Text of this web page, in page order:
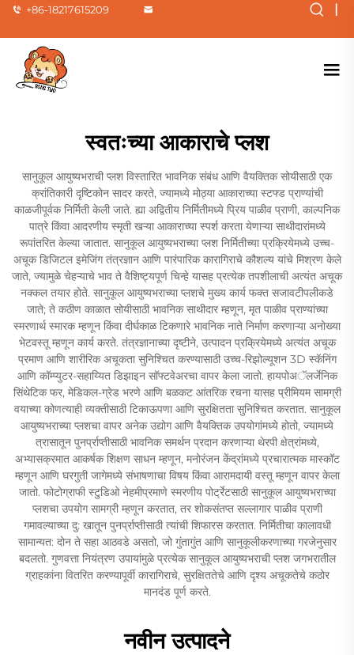
+86-18217615209 |
स्वतःच्या आकाराचे प्लश
सानुकूल आयुष्यभराची प्लश विस्तारित भावनिक संबंध आणि वैयक्तिक सोयीसाठी एक
क्रांतिकारी दृष्टिकोन सादर करते, ज्यामध्ये मोठ्या आकाराच्या स्टफ्ड प्राण्यांची
काळजीपूर्वक निर्मिती केली जाते. ह्या अद्वितीय निर्मितीमध्ये प्रिय पाळीव प्राणी, काल्पनिक
पात्रे किंवा आदरणीय स्मृती खऱ्या आकाराच्या स्पर्श करता येणाऱ्या साथीदारांमध्ये
रूपांतरित केल्या जातात. सानुकूल आयुष्यभराच्या प्लश निर्मितीच्या प्रक्रियेमध्ये उच्च-
अचूक डिजिटल इमेजिंग तंत्रज्ञान आणि पारंपारिक कारागिराचे कौशल्य यांचे मिश्रण केले
जाते, ज्यामुळे चेहऱ्याचे भाव ते वैशिष्ट्यपूर्ण चिन्हे यासह प्रत्येक तपशीलाची अत्यंत अचूक
नक्कल तयार होते. सानुकूल आयुष्यभराच्या प्लशचे मुख्य कार्य फक्त सजावटीपलीकडे
जाते; ते कठीण काळात सोयीसाठी भावनिक साथीदार म्हणून, मृत पाळीव प्राण्यांच्या
स्मरणार्थ स्मारक म्हणून किंवा दीर्घकाळ टिकणारे भावनिक नाते निर्माण करणाऱ्या अनोख्या
भेटवस्तू म्हणून कार्य करते. तंत्रज्ञानाच्या दृष्टीने, उत्पादन प्रक्रियेमध्ये अत्यंत अचूक
प्रमाण आणि शारीरिक अचूकता सुनिश्चित करण्यासाठी उच्च-रिझोल्यूशन 3D स्कॅनिंग
आणि कॉम्प्युटर-सहाय्यित डिझाइन सॉफ्टवेअरचा वापर केला जातो. हायपोअॅलर्जेनिक
सिंथेटिक फर, मेडिकल-ग्रेड भरणे आणि बळकट आंतरिक रचना यासह प्रीमियम सामग्री
वयाच्या कोणत्याही व्यक्तीसाठी टिकाऊपणा आणि सुरक्षितता सुनिश्चित करतात. सानुकूल
आयुष्यभराच्या प्लशचा वापर अनेक उद्योग आणि वैयक्तिक उपयोगांमध्ये होतो, ज्यामध्ये
त्रासातून पुनर्प्राप्तीसाठी भावनिक समर्थन प्रदान करणाऱ्या थेरपी क्षेत्रांमध्ये,
अभ्यासक्रमात आकर्षक शिक्षण साधन म्हणून, मनोरंजन केंद्रांमध्ये प्रचारात्मक मास्कॉट
म्हणून आणि घरगुती जागेमध्ये संभाषणाचा विषय किंवा आरामदायी वस्तू म्हणून वापर केला
जातो. फोटोग्राफी स्टुडिओ नेहमीप्रमाणे स्मरणीय पोर्ट्रेटसाठी सानुकूल आयुष्यभराच्या
प्लशचा उपयोग सामग्री म्हणून करतात, तर शोकसंतप्त सल्लागार पाळीव प्राणी
गमावल्याच्या दु: खातून पुनर्प्राप्तीसाठी त्यांची शिफारस करतात. निर्मितीचा कालावधी
सामान्यत: दोन ते सहा आठवडे असतो, जो गुंतागुंत आणि सानुकूलीकरणाच्या गरजेनुसार
बदलतो. गुणवत्ता नियंत्रण उपायांमुळे प्रत्येक सानुकूल आयुष्यभराची प्लश जगभरातील
ग्राहकांना वितरित करण्यापूर्वी कारागिराचे, सुरक्षिततेचे आणि दृश्य अचूकतेचे कठोर
मानदंड पूर्ण करते.
नवीन उत्पादने